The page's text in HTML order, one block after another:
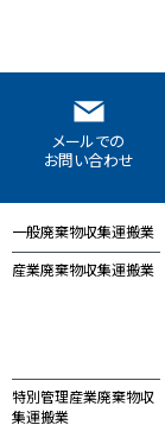
メールでの
お問い合わせ
一般廃棄物収集運搬業
産業廃棄物収集運搬業
特別管理産業廃棄物収
集運搬業